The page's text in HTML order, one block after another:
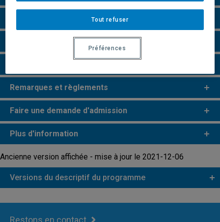
Perspectives professionnelles
Remarques et règlements
Faire une demande d'admission
Plus d'information
Ancienne version affichée - mise à jour le 2021-12-06
Versions du descriptif du programme
Restons en contact
Tout refuser
Préférences